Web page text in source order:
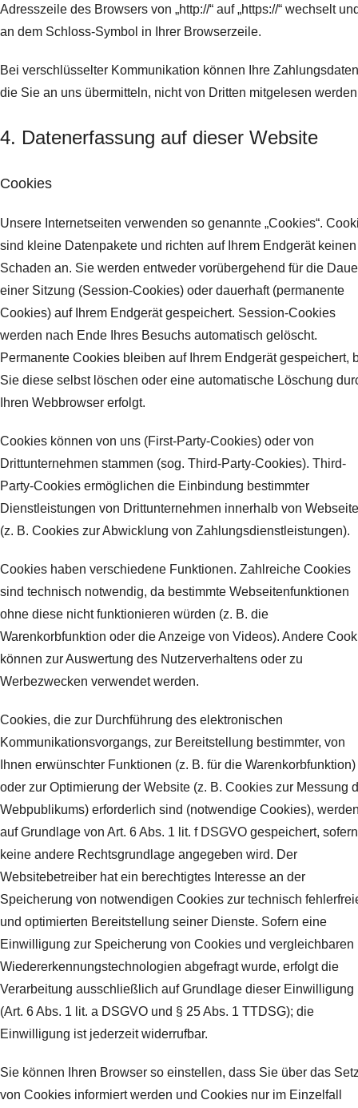
Adresszeile des Browsers von „http://“ auf „https://“ wechselt
an dem Schloss-Symbol in Ihrer Browserzeile.
Bei verschlüsselter Kommunikation können Ihre
die Sie an uns übermitteln, nicht von Dritten mitgelesen
4. Datenerfassung auf dieser Website
Cookies
Unsere Internetseiten verwenden so genannte „Cookies“.
sind kleine Datenpakete und richten auf Ihrem Endgerät keinen
Schaden an. Sie werden entweder vorübergehend für die
einer Sitzung (Session-Cookies) oder dauerhaft (permanente
Cookies) auf Ihrem Endgerät gespeichert. Session-Cookies
werden nach Ende Ihres Besuchs automatisch gelöscht.
Permanente Cookies bleiben auf Ihrem Endgerät gespeichert,
Sie diese selbst löschen oder eine automatische Löschung
Ihren Webbrowser erfolgt.
Cookies können von uns (First-Party-Cookies) oder von
Drittunternehmen stammen (sog. Third-Party-Cookies). Third-
Party-Cookies ermöglichen die Einbindung bestimmter
Dienstleistungen von Drittunternehmen innerhalb von
(z. B. Cookies zur Abwicklung von Zahlungsdienstleistungen).
Cookies haben verschiedene Funktionen. Zahlreiche Cookies
sind technisch notwendig, da bestimmte Webseitenfunktionen
ohne diese nicht funktionieren würden (z. B. die
Warenkorbfunktion oder die Anzeige von Videos). Andere
können zur Auswertung des Nutzerverhaltens oder zu
Werbezwecken verwendet werden.
Cookies, die zur Durchführung des elektronischen
Kommunikationsvorgangs, zur Bereitstellung bestimmter, von
Ihnen erwünschter Funktionen (z. B. für die Warenkorbfunktion)
oder zur Optimierung der Website (z. B. Cookies zur Messung
Webpublikums) erforderlich sind (notwendige Cookies),
auf Grundlage von Art. 6 Abs. 1 lit. f DSGVO gespeichert, sofern
keine andere Rechtsgrundlage angegeben wird. Der
Websitebetreiber hat ein berechtigtes Interesse an der
Speicherung von notwendigen Cookies zur technisch
und optimierten Bereitstellung seiner Dienste. Sofern eine
Einwilligung zur Speicherung von Cookies und vergleichbaren
Wiedererkennungstechnologien abgefragt wurde, erfolgt die
Verarbeitung ausschließlich auf Grundlage dieser Einwilligung
(Art. 6 Abs. 1 lit. a DSGVO und § 25 Abs. 1 TTDSG); die
Einwilligung ist jederzeit widerrufbar.
Sie können Ihren Browser so einstellen, dass Sie über das
von Cookies informiert werden und Cookies nur im Einzelfall